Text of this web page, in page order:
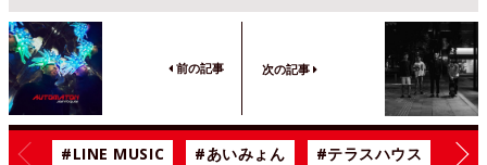
前の記事 次の記事
#LINE MUSIC #あいみょん #テラスハウス #漫